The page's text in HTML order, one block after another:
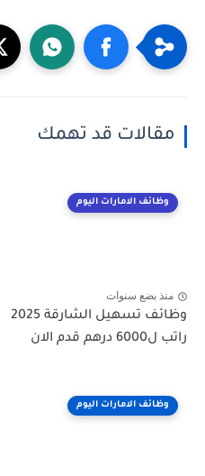
مقالات قد تهمك
وظائف الامارات اليوم
منذ بضع سنوات
وظائف تسهيل الشارقة 2025
راتب ل6000 درهم قدم الان
وظائف الامارات اليوم